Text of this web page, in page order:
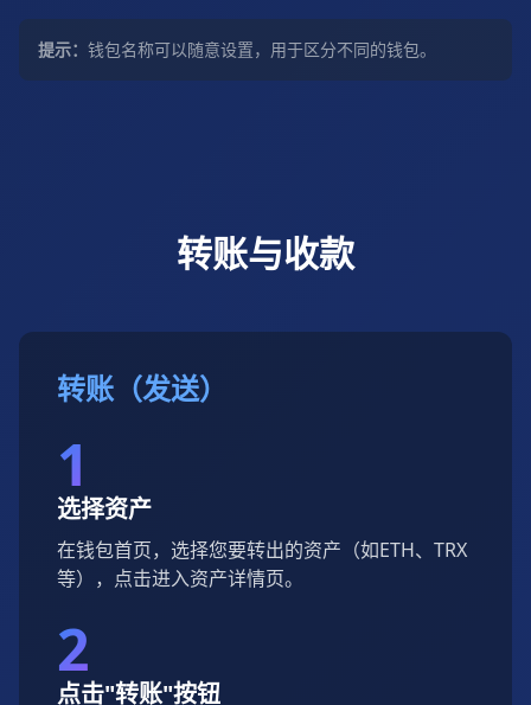
提示： 钱包名称可以随意设置，用于区分不同的钱包。
转账与收款
转账（发送）
1
选择资产
在钱包首页，选择您要转出的资产（如ETH、TRX
等），点击进入资产详情页。
2
点击"转账"按钮